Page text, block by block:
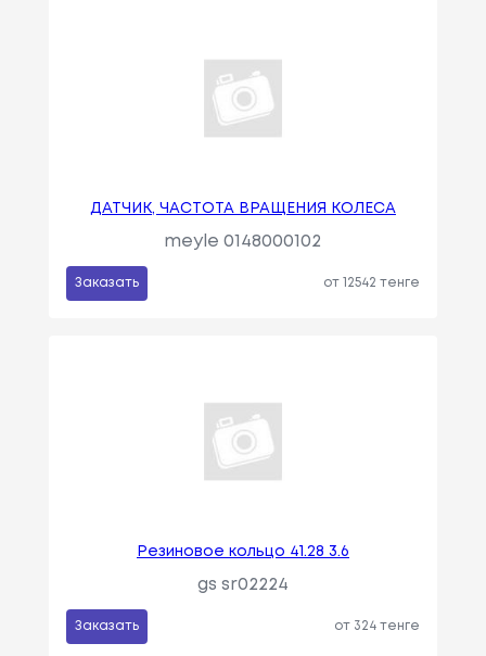
ДАТЧИК, ЧАСТОТА ВРАЩЕНИЯ КОЛЕСА
meyle 0148000102
Заказать от 12542 тенге
Резиновое кольцо 41.28 3.6
gs sr02224
Заказать от 324 тенге